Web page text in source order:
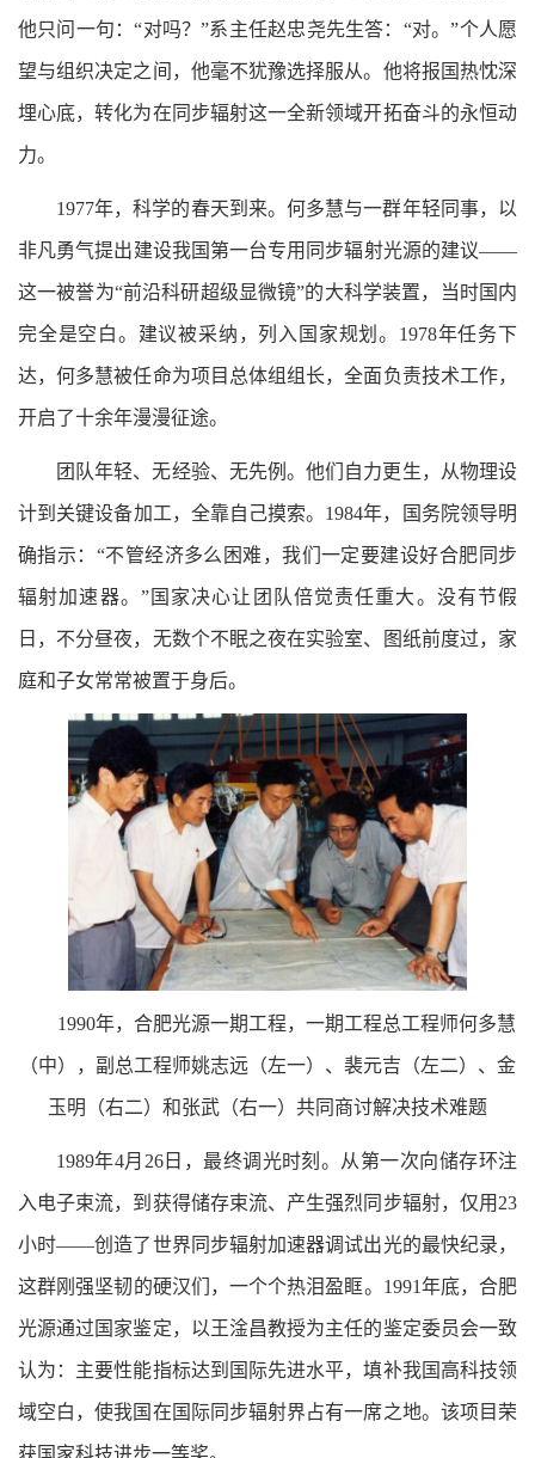
他只问一句：“对吗？”系主任赵忠尧先生答：“对。”个人愿
望与组织决定之间，他毫不犹豫选择服从。他将报国热忱深
埋心底，转化为在同步辐射这一全新领域开拓奋斗的永恒动
力。
1977年，科学的春天到来。何多慧与一群年轻同事，以
非凡勇气提出建设我国第一台专用同步辐射光源的建议——
这一被誉为“前沿科研超级显微镜”的大科学装置，当时国内
完全是空白。建议被采纳，列入国家规划。1978年任务下
达，何多慧被任命为项目总体组组长，全面负责技术工作，
开启了十余年漫漫征途。
团队年轻、无经验、无先例。他们自力更生，从物理设
计到关键设备加工，全靠自己摸索。1984年，国务院领导明
确指示：“不管经济多么困难，我们一定要建设好合肥同步
辐射加速器。”国家决心让团队倍觉责任重大。没有节假
日，不分昼夜，无数个不眠之夜在实验室、图纸前度过，家
庭和子女常常被置于身后。
1990年，合肥光源一期工程，一期工程总工程师何多慧
（中），副总工程师姚志远（左一）、裴元吉（左二）、金
玉明（右二）和张武（右一）共同商讨解决技术难题
1989年4月26日，最终调光时刻。从第一次向储存环注
入电子束流，到获得储存束流、产生强烈同步辐射，仅用23
小时——创造了世界同步辐射加速器调试出光的最快纪录，
这群刚强坚韧的硬汉们，一个个热泪盈眶。1991年底，合肥
光源通过国家鉴定，以王淦昌教授为主任的鉴定委员会一致
认为：主要性能指标达到国际先进水平，填补我国高科技领
域空白，使我国在国际同步辐射界占有一席之地。该项目荣